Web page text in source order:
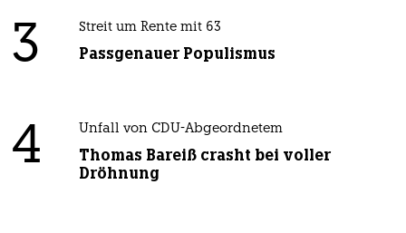
3 Streit um Rente mit 63
Passgenauer Populismus
4 Unfall von CDU-Abgeordnetem
Thomas Bareiß crasht bei voller
Dröhnung